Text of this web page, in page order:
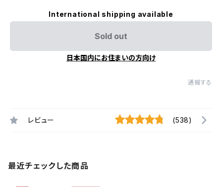
International shipping available
Sold out
日本国内にお住まいの方向け
通報する
レビュー (538)
最近チェックした商品